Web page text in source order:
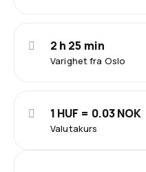
Varighet fra Oslo
2 h 25 min
Valutakurs
1 HUF = 0.03 NOK